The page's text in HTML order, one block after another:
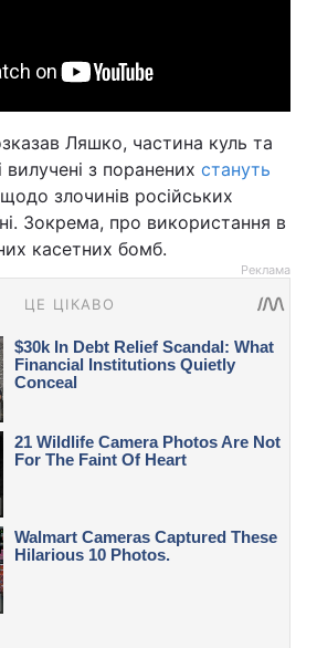
Ляшко, частина куль та
вилучені з поранених стануть
щодо злочинів російських
Зокрема, про використання в
касетних бомб.
Реклама